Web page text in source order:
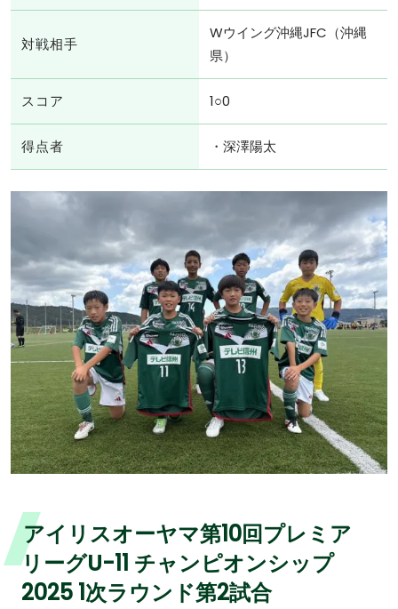
対戦相手
Wウイング沖縄JFC（沖縄
県）
スコア 1○0
得点者 ・深澤陽太
アイリスオーヤマ第10回プレミア
リーグU-11 チャンピオンシップ
2025 1次ラウンド第2試合